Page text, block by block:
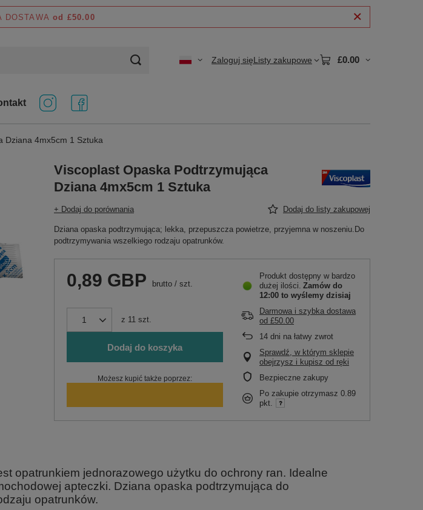
DOSTAWA od £50.00
Zaloguj sięListy zakupowe £0.00
Dziana 4mx5cm 1 Sztuka
Viscoplast Opaska Podtrzymująca
Dziana 4mx5cm 1 Sztuka
+ Dodaj do porównania Dodaj do listy zakupowej
Dziana opaska podtrzymująca; lekka, przepuszcza powietrze, przyjemna w noszeniu.Do
podtrzymywania wszelkiego rodzaju opatrunków.
0,89 GBP brutto / szt.
z 11 szt.
Dodaj do koszyka
Możesz kupić także poprzez:
Produkt dostępny w bardzo
dużej ilości Zamów do
12:00 to wyślemy dzisiaj
Darmowa i szybka dostawa
od £50.00
14 dni na łatwy zwrot
Sprawdź, w którym sklepie
obejrzysz i kupisz od ręki
Bezpieczne zakupy
Po zakupie otrzymasz 0.89
pkt.
opatrunkiem jednorazowego użytku do ochrony ran. Idealne
apteczki. Dziana opaska podtrzymująca do
opatrunków.